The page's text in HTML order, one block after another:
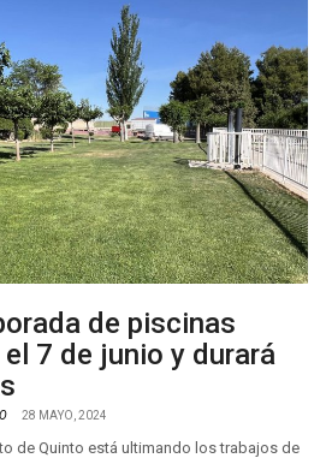
de piscinas
7 de junio y durará
28 MAYO, 2024
de Quinto está ultimando los trabajos de